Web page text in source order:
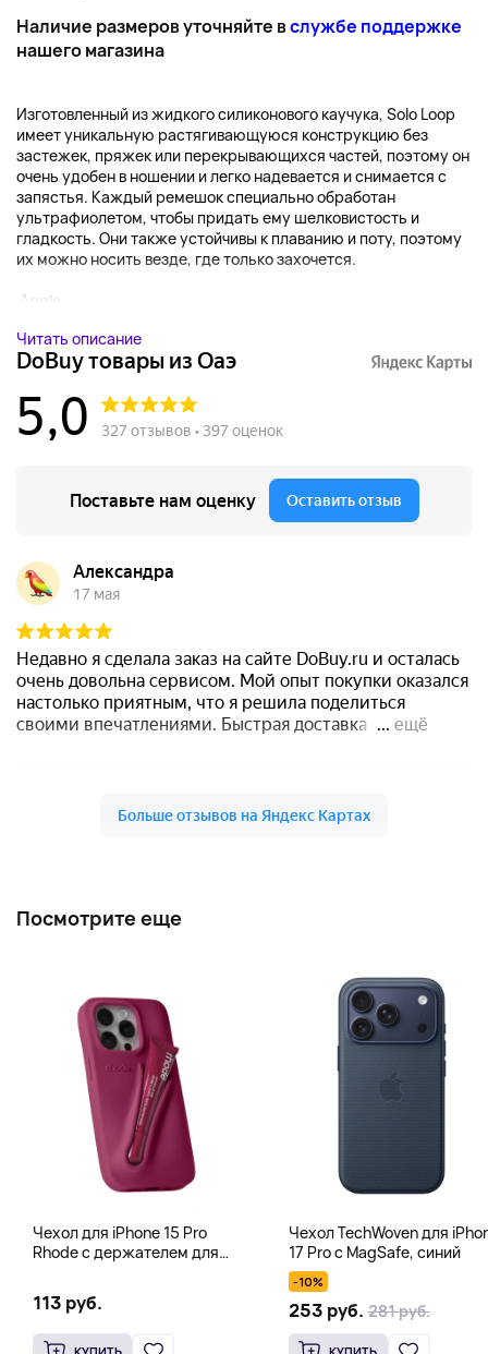
Наличие размеров уточняйте вслужбе поддержке
нашего магазина
Изготовленный из жидкого силиконового каучука, Solo Loop
имеет уникальную растягивающуюся конструкцию без
застежек, пряжек или перекрывающихся частей, поэтому он
очень удобен в ношении и легко надевается и снимается с
запястья. Каждый ремешок специально обработан
ультрафиолетом, чтобы придать ему шелковистость и
гладкость. Они также устойчивы к плаванию и поту, поэтому
их можно носить везде, где только захочется.
Apple...
Читать описание
Посмотрите еще
Чехол для iPhone 15 Pro
Rhode с держателем для
113 руб.
Чехол TechWoven для
17 Pro с MagSafe, синий
-10%
253 руб. 281 руб.